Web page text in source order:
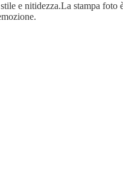
e nitidezza.La stampa